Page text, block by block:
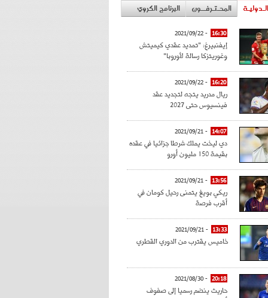
المحـتـرفــون البرنامج الكروي
16:30
- 2021/09/22
إيفنبيرغ: "تمديد عقدي كيميتش
وغوريتزكا رسالة لأوروبا"
16:20
- 2021/09/22
ريال مدريد يتجه لتجديد عقد
فينسيوس حتى 2027
14:07
- 2021/09/21
دي ليخت يملك شرطا جزائيا في عقده
بقيمة 150 مليون أورو
13:56
- 2021/09/21
ريكي بويغ يتمنى رحيل كومان في
أقرب فرصة
13:33
- 2021/09/21
خاميس يقترب من الدوري القطري
20:18
- 2021/08/30
حاريث ينضم رسميا إلى صفوف